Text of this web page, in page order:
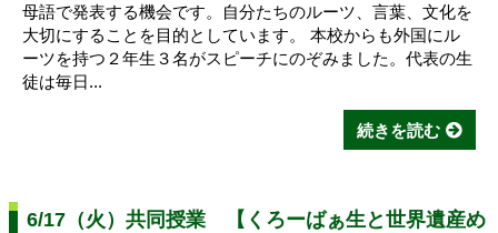
母語で発表する機会です。自分たちのルーツ、言葉、文化を
大切にすることを目的としています。 本校からも外国にル
ーツを持つ２年生３名がスピーチにのぞみました。代表の生
徒は毎日...
続きを読む
6/17（火）共同授業 【くろーばぁ生と世界遺産め